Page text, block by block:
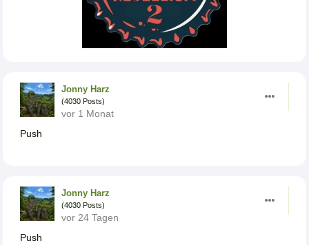
Jonny Harz
(4030 Posts)
vor 1 Monat
Push
Jonny Harz
(4030 Posts)
vor 24 Tagen
Push